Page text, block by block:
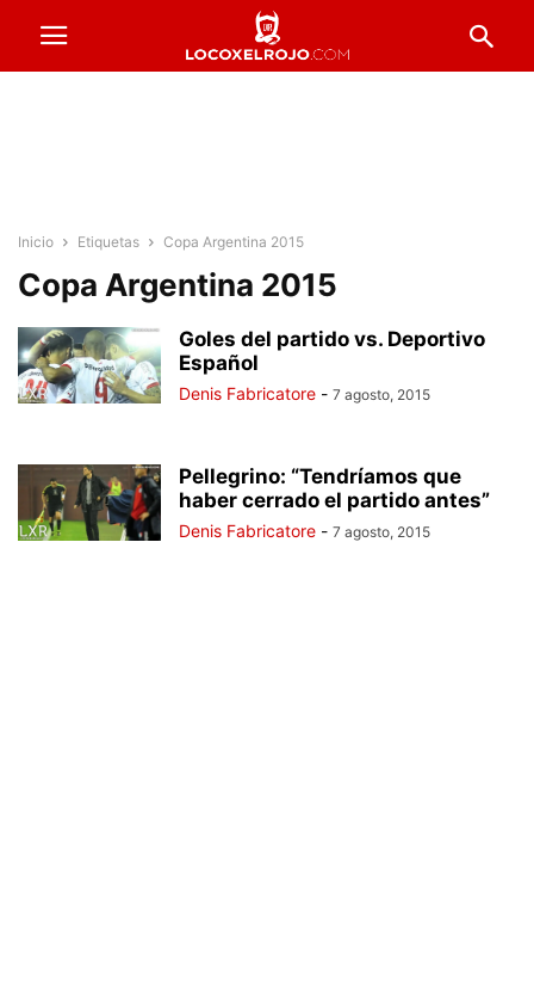
Inicio Etiquetas Copa Argentina 2015
Copa Argentina 2015
Goles del partido vs. Deportivo
Español
Denis Fabricatore - 7 agosto, 2015
Pellegrino: “Tendríamos que
haber cerrado el partido antes”
Denis Fabricatore - 7 agosto, 2015